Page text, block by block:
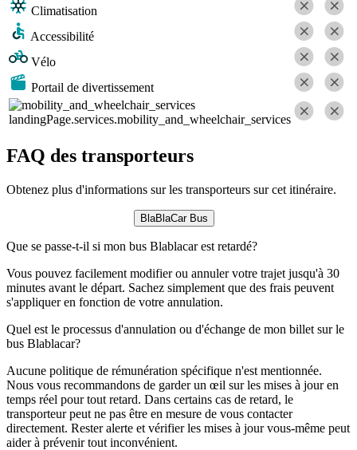
Climatisation
Accessibilité
Vélo
Portail de divertissement
landingPage.services.mobility_and_wheelchair_services
FAQ des transporteurs
Obtenez plus d'informations sur les transporteurs sur cet itinéraire.
BlaBlaCar Bus
Que se passe-t-il si mon bus Blablacar est retardé?
Vous pouvez facilement modifier ou annuler votre trajet jusqu'à 30
minutes avant le départ. Sachez simplement que des frais peuvent
s'appliquer en fonction de votre annulation.
Quel est le processus d'annulation ou d'échange de mon billet sur le
bus Blablacar?
Aucune politique de rémunération spécifique n'est mentionnée.
Nous vous recommandons de garder un œil sur les mises à jour en
temps réel pour tout retard. Dans certains cas de retard, le
transporteur peut ne pas être en mesure de vous contacter
directement. Rester alerte et vérifier les mises à jour vous-même peut
aider à prévenir tout inconvénient.